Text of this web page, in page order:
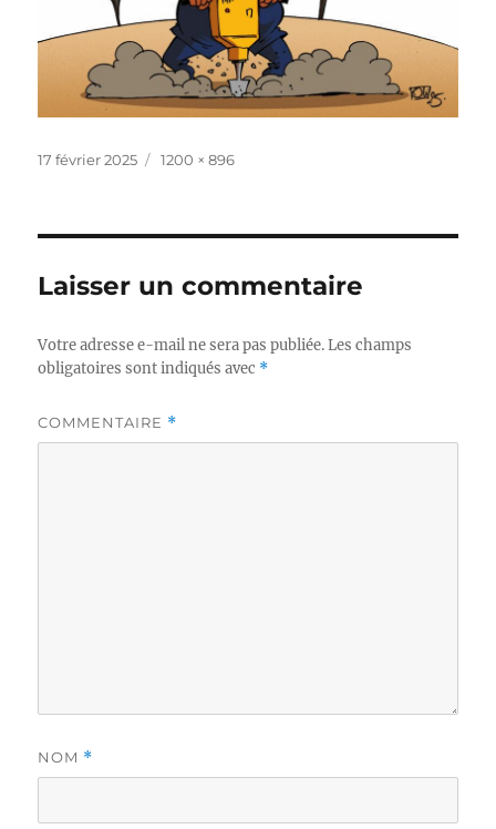
Publié
17 février 2025
Taille
1200 × 896
Laisser un commentaire
Votre adresse e-mail ne sera pas publiée. Les champs
obligatoires sont indiqués avec *
COMMENTAIRE *
NOM *